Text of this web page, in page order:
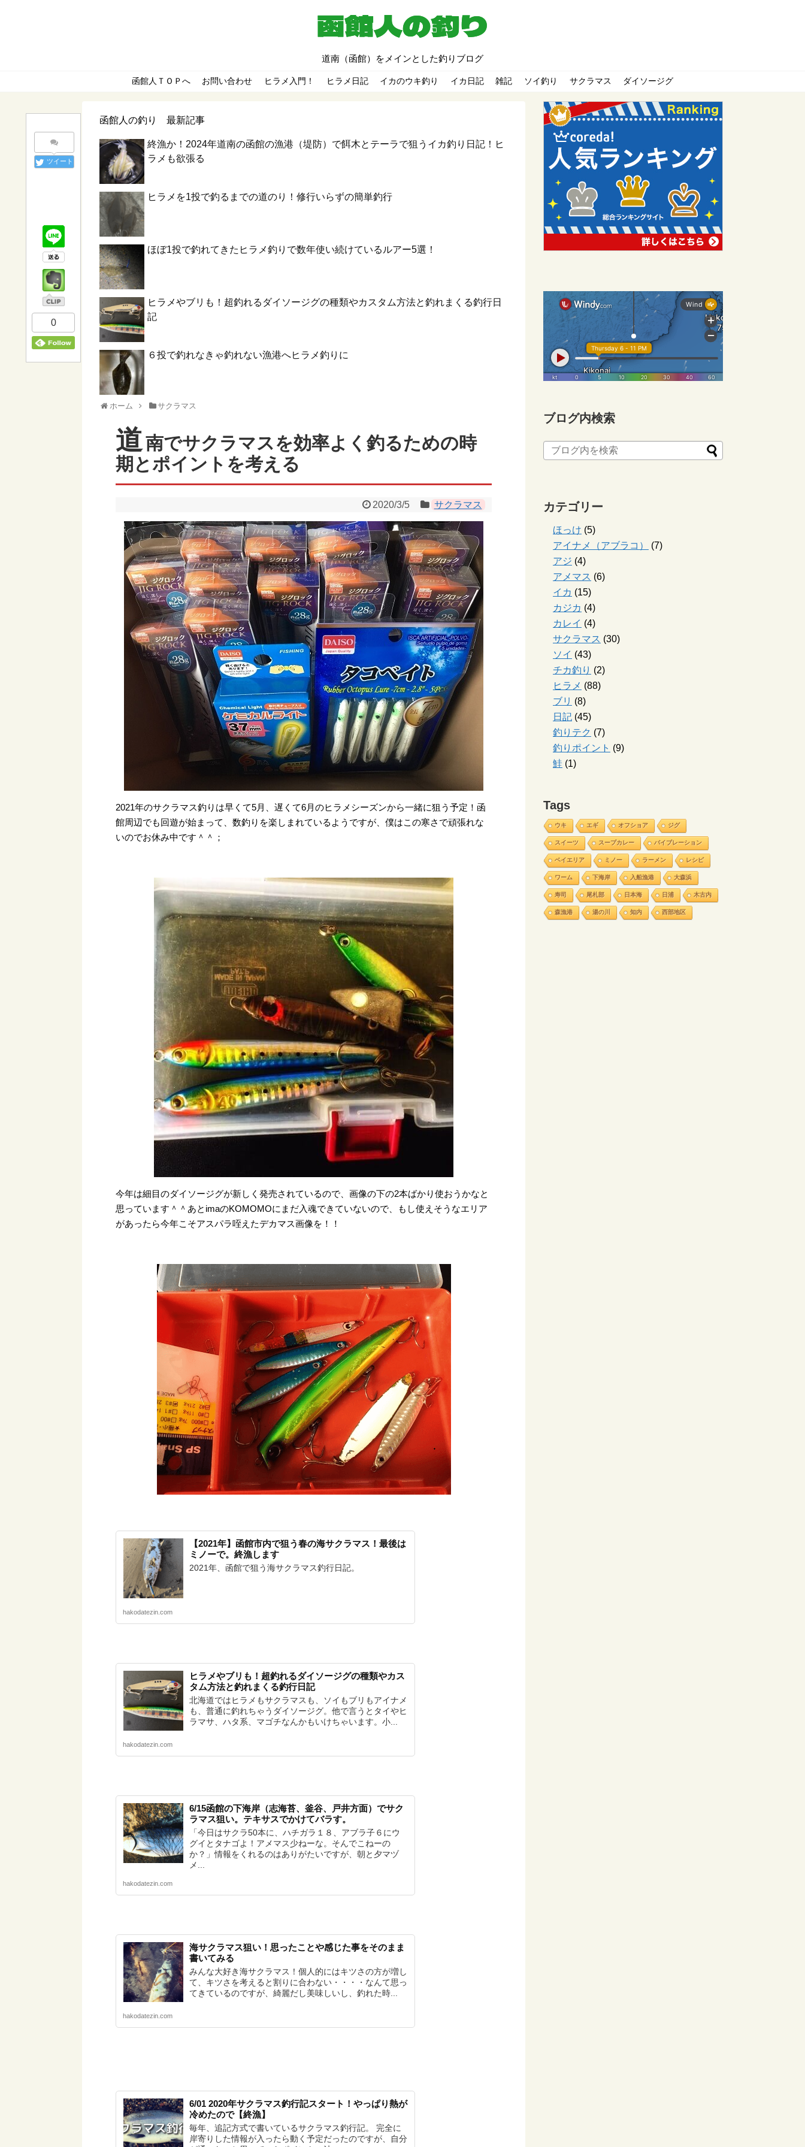
道南（函館）をメインとした釣りブログ
函館人ＴＯＰへ お問い合わせ ヒラメ入門！ ヒラメ日記 イカのウキ釣り イカ日記 雑記 ソイ釣り サクラマス ダイソージグ
函館人の釣り 最新記事
終漁か！2024年道南の函館の漁港（堤防）で餌木とテーラで狙うイカ釣り日記！ヒ
ラメも欲張る
ヒラメを1投で釣るまでの道のり！修行いらずの簡単釣行
ほぼ1投で釣れてきたヒラメ釣りで数年使い続けているルアー5選！
ヒラメやブリも！超釣れるダイソージグの種類やカスタム方法と釣れまくる釣行日
記
６投で釣れなきゃ釣れない漁港へヒラメ釣りに
ホーム サクラマス
ツイート
0
道 南でサクラマスを効率よく釣るための時
期とポイントを考える
2020/3/5 サクラマス
2021年のサクラマス釣りは早くて5月、遅くて6月のヒラメシーズンから一緒に狙う予定！函
館周辺でも回遊が始まって、数釣りを楽しまれているようですが、僕はこの寒さで頑張れな
いのでお休み中です＾＾；
今年は細目のダイソージグが新しく発売されているので、画像の下の2本ばかり使おうかなと
思っています＾＾あとimaのKOMOMOにまだ入魂できていないので、もし使えそうなエリア
があったら今年こそアスパラ咥えたデカマス画像を！！
【2021年】函館市内で狙う春の海サクラマス！最後は
ミノーで。終漁します
2021年、函館で狙う海サクラマス釣行日記。
hakodatezin.com
ヒラメやブリも！超釣れるダイソージグの種類やカス
タム方法と釣れまくる釣行日記
北海道ではヒラメもサクラマスも、ソイもブリもアイナメ
も、普通に釣れちゃうダイソージグ。他で言うとタイやヒ
ラマサ、ハタ系、マゴチなんかもいけちゃいます。小...
hakodatezin.com
6/15函館の下海岸（志海苔、釜谷、戸井方面）でサク
ラマス狙い。テキサスでかけてバラす。
「今日はサクラ50本に、ハチガラ１８、アブラ子６にウ
グイとタナゴよ！アメマス少ねーな。そんでこねーの
か？」情報をくれるのはありがたいですが、朝と夕マヅ
メ...
hakodatezin.com
海サクラマス狙い！思ったことや感じた事をそのまま
書いてみる
みんな大好き海サクラマス！個人的にはキツさの方が増し
て、キツさを考えると割りに合わない・・・・なんて思っ
てきているのですが、綺麗だし美味しいし、釣れた時...
hakodatezin.com
6/01 2020年サクラマス釣行記スタート！やっぱり熱が
冷めたので【終漁】
毎年、追記方式で書いているサクラマス釣行記。 完全に
岸寄りした情報が入ったら動く予定だったのですが、自分
ブログ内検索
カテゴリー
ほっけ (5)
アイナメ（アブラコ）
(7)
アジ (4)
アメマス (6)
イカ (15)
カジカ (4)
カレイ (4)
サクラマス (30)
ソイ (43)
チカ釣り (2)
ヒラメ (88)
ブリ (8)
日記 (45)
釣りテク (7)
釣りポイント (9)
鮭 (1)
Tags
ウキ エギ オフショア ジグ
スイーツ スープカレー バイブレーション
ベイエリア ミノー ラーメン レシピ
ワーム 下海岸 入船漁港 大森浜
寿司 尾札部 日本海 日浦 木古内
森漁港 湯の川 知内 西部地区